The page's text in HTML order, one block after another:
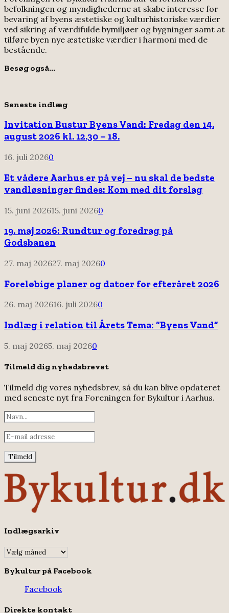
befolkningen og myndighederne at skabe interesse for
bevaring af byens æstetiske og kulturhistoriske værdier
ved sikring af værdifulde bymiljøer og bygninger samt at
tilføre byen nye æstetiske værdier i harmoni med de
bestående.
Besøg også...
Seneste indlæg
Invitation Bustur Byens Vand: Fredag den 14.
august 2026 kl. 12.30 – 18.
16. juli 20260
Et vådere Aarhus er på vej – nu skal de bedste
vandløsninger findes: Kom med dit forslag
15. juni 202615. juni 20260
19. maj 2026: Rundtur og foredrag på
Godsbanen
27. maj 202627. maj 20260
Foreløbige planer og datoer for efteråret 2026
26. maj 202616. juli 20260
Indlæg i relation til Årets Tema: “Byens Vand”
5. maj 20265. maj 20260
Tilmeld dig nyhedsbrevet
Tilmeld dig vores nyhedsbrev, så du kan blive opdateret
med seneste nyt fra Foreningen for Bykultur i Aarhus.
Indlægsarkiv
Indlægsarkiv
Bykultur på Facebook
Facebook
Direkte kontakt